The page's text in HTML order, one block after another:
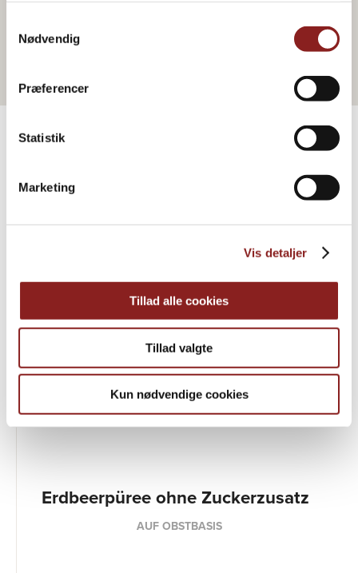
Nødvendig
Præferencer
Statistik
Marketing
Vis detaljer
Tillad alle cookies
Tillad valgte
Kun nødvendige cookies
Weitere Informationen
Erdbeerpüree ohne Zuckerzusatz
AUF OBSTBASIS